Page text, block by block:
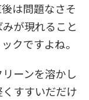
は問題なさそ
が現れること
クですよね。
ーンを溶かし
すすいだだけ